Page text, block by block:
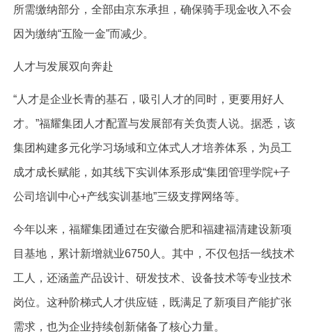
所需缴纳部分，全部由京东承担，确保骑手现金收入不会
因为缴纳“五险一金”而减少。
人才与发展双向奔赴
“人才是企业长青的基石，吸引人才的同时，更要用好人
才。”福耀集团人才配置与发展部有关负责人说。据悉，该
集团构建多元化学习场域和立体式人才培养体系，为员工
成才成长赋能，如其线下实训体系形成“集团管理学院+子
公司培训中心+产线实训基地”三级支撑网络等。
今年以来，福耀集团通过在安徽合肥和福建福清建设新项
目基地，累计新增就业6750人。其中，不仅包括一线技术
工人，还涵盖产品设计、研发技术、设备技术等专业技术
岗位。这种阶梯式人才供应链，既满足了新项目产能扩张
需求，也为企业持续创新储备了核心力量。